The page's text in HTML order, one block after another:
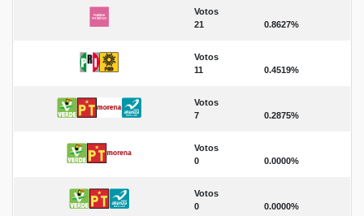
Votos
21
0.8627%
Votos
11
0.4519%
Votos
7
0.2875%
Votos
0
0.0000%
Votos
0
0.0000%